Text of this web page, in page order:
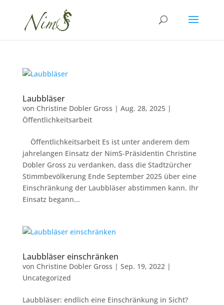
Laubbläser
von Christine Dobler Gross | Aug. 28, 2025|
Öffentlichkeitsarbeit
Öffentlichkeitsarbeit Es ist unter anderem dem
jahrelangen Einsatz der NimS-Präsidentin Christine
Dobler Gross zu verdanken, dass die Stadtzürcher
Stimmbevölkerung Ende September 2025 über eine
Einschränkung der Laubbläser abstimmen kann. Ihr
Einsatz begann...
Laubbläser einschränken
von Christine Dobler Gross | Sep. 19, 2022|
Uncategorized
Laubbläser: endlich eine Einschränkung in Sicht?